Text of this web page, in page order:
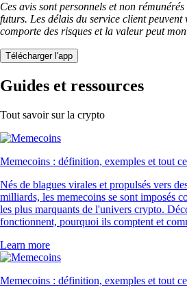
Ces avis sont personnels et non
futurs. Les délais du service client peuvent
comporte des risques et la valeur peut
Télécharger l'app
Guides et ressources
Tout savoir sur la crypto
Memecoins : définition, exemples et tout
Nés de blagues virales et propulsés vers
milliards, les memecoins se sont imposés
les plus marquants de l'univers crypto.
fonctionnent, pourquoi ils comptent et
Learn more
Memecoins : définition, exemples et tout